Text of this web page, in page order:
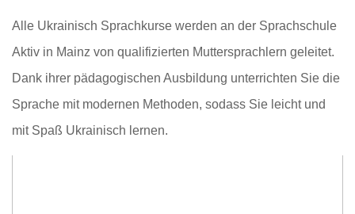
Alle Ukrainisch Sprachkurse werden an der Sprachschule
Aktiv in Mainz von qualifizierten Muttersprachlern geleitet.
Dank ihrer pädagogischen Ausbildung unterrichten Sie die
Sprache mit modernen Methoden, sodass Sie leicht und
mit Spaß Ukrainisch lernen.